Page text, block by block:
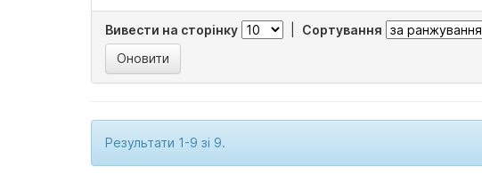
Вивести на сторінку Сортування
Результати 1-9 зі 9.